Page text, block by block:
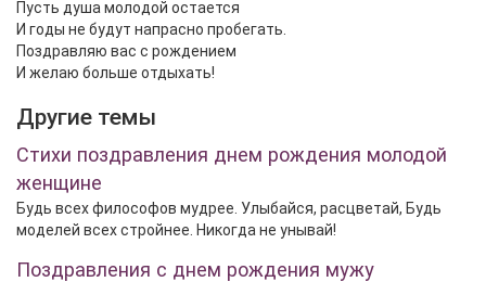
Пусть душа молодой остается
И годы не будут напрасно пробегать.
Поздравляю вас с рождением
И желаю больше отдыхать!
Другие темы
Стихи поздравления днем рождения молодой
женщине
Будь всех философов мудрее. Улыбайся, расцветай, Будь
моделей всех стройнее. Никогда не унывай!
Поздравления с днем рождения мужу